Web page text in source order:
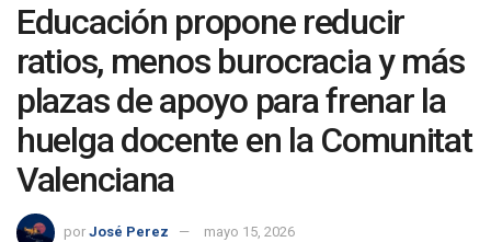
Educación propone reducir
ratios, menos burocracia y más
plazas de apoyo para frenar la
huelga docente en la Comunitat
Valenciana
por José Perez mayo 15, 2026